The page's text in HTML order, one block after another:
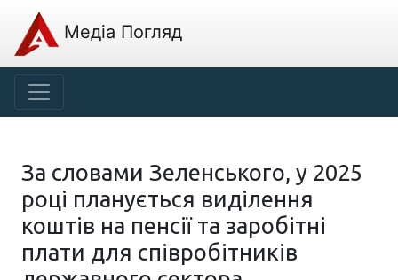
Медіа Погляд
За словами Зеленського, у 2025
році планується виділення
коштів на пенсії та заробітні
плати для співробітників